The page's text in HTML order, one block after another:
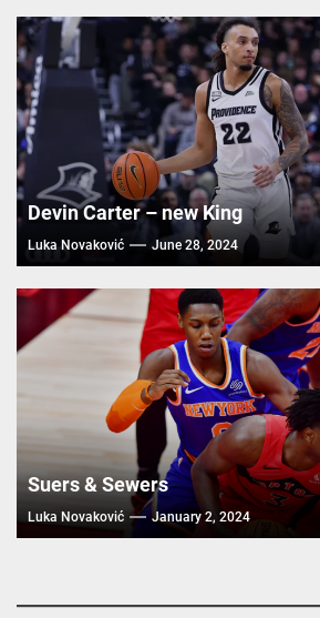
Devin Carter – new King
Luka Novaković June 28, 2024
Suers & Sewers
Luka Novaković January 2, 2024